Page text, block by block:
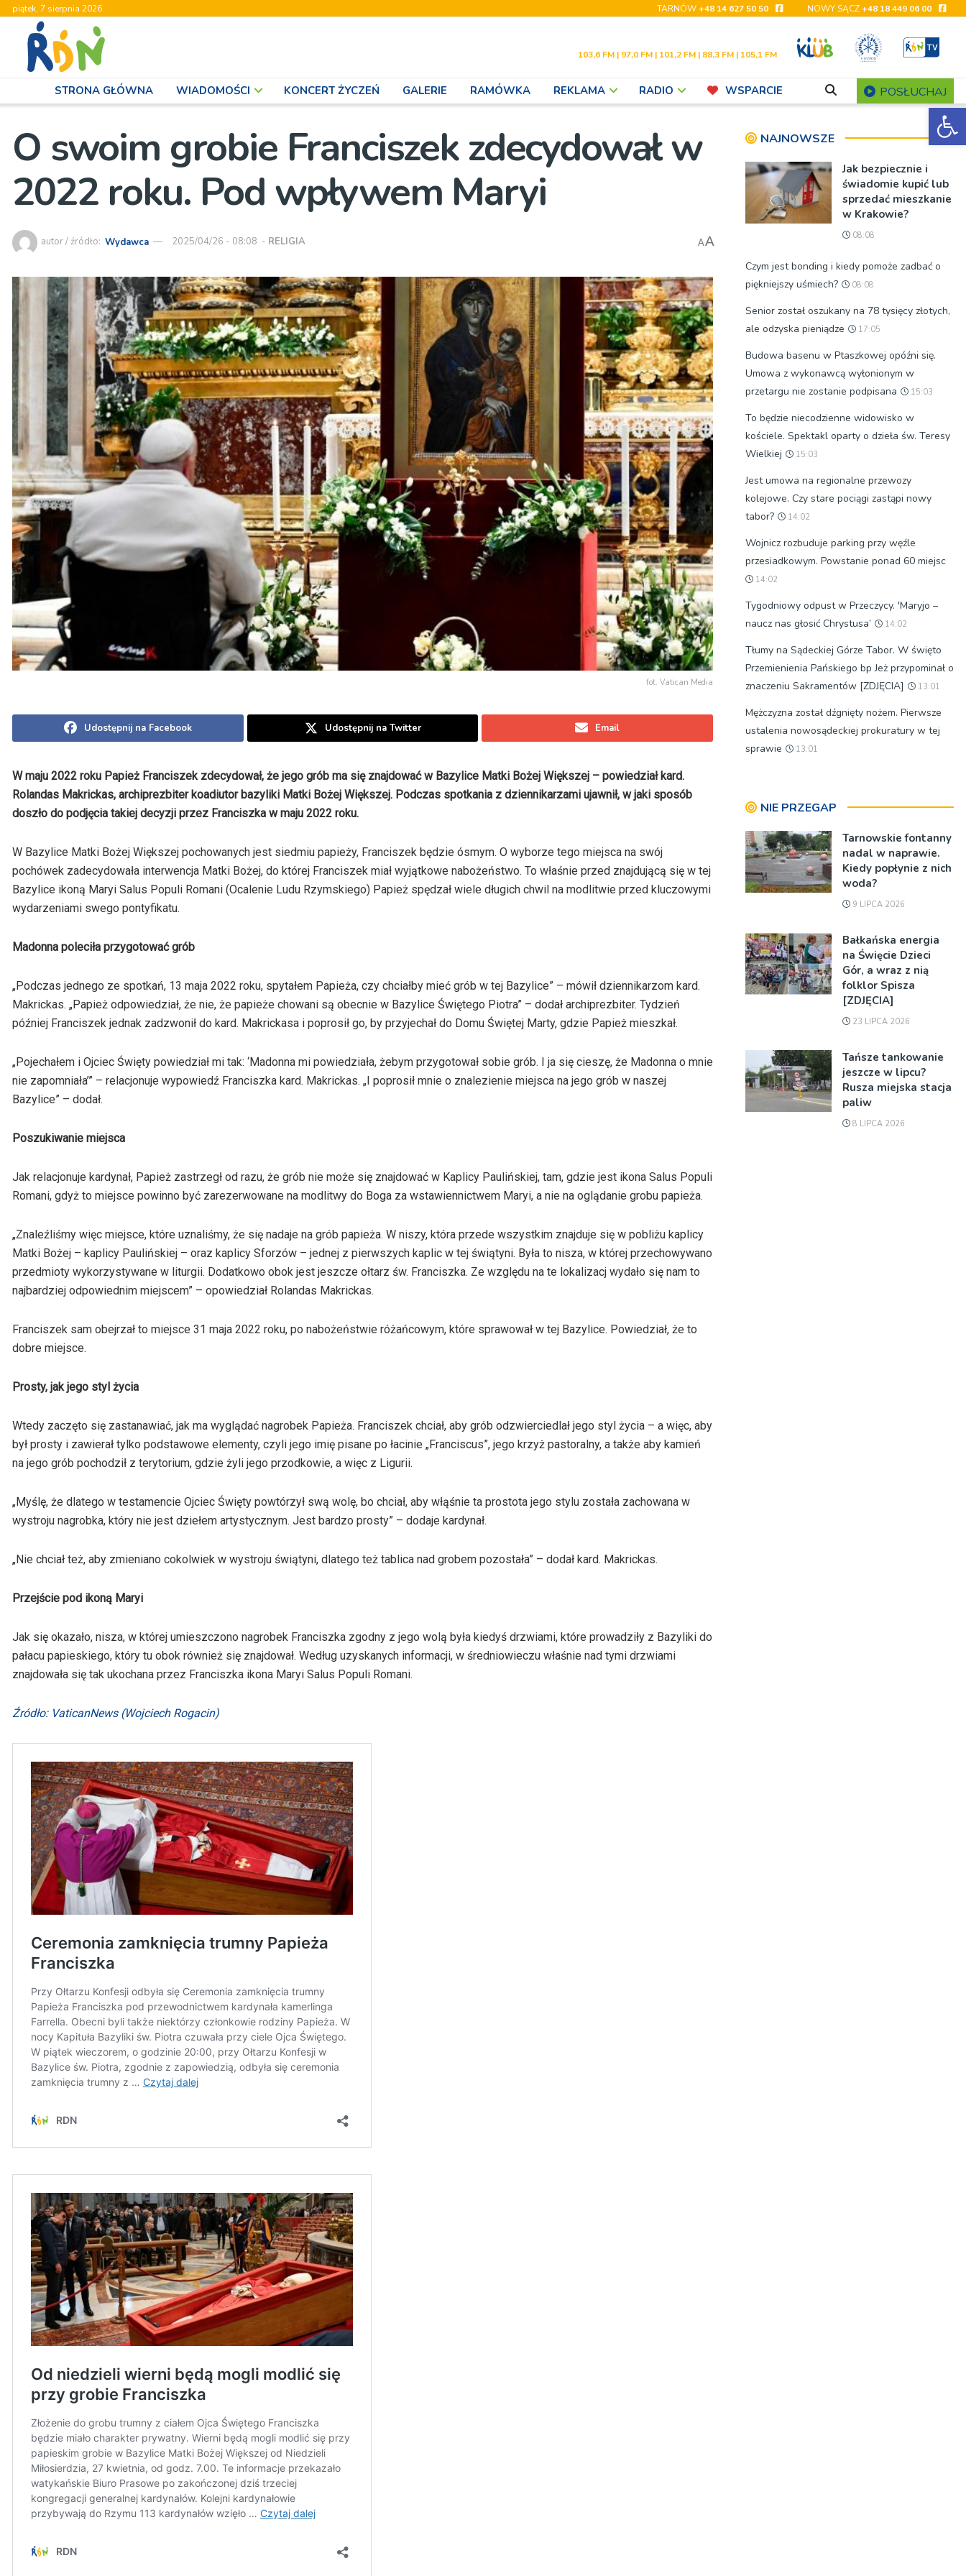
piątek, 7 sierpnia 2026 TARNÓW+48 14 627 50 50 NOWY SĄCZ+48 18 449 06 00
103,6 FM | 97,0 FM | 101,2 FM | 88,3 FM | 105,1 FM
STRONA GŁÓWNA WIADOMOŚCI KONCERT ŻYCZEŃ GALERIE RAMÓWKA REKLAMA RADIO WSPARCIE POSŁUCHAJ
O swoim grobie Franciszek zdecydował w
2022 roku. Pod wpływem Maryi
autor / źródło: Wydawca 2025/04/26 - 08:08 - RELIGIA AA
fot. Vatican Media
Udostępnij na Facebook Udostępnij na Twitter Email
W maju 2022 roku Papież Franciszek zdecydował, że jego grób ma się znajdować w Bazylice Matki Bożej Większej – powiedział kard.
Rolandas Makrickas, archiprezbiter koadiutor bazyliki Matki Bożej Większej. Podczas spotkania z dziennikarzami ujawnił, w jaki sposób
doszło do podjęcia takiej decyzji przez Franciszka w maju 2022 roku.
W Bazylice Matki Bożej Większej pochowanych jest siedmiu papieży, Franciszek będzie ósmym. O wyborze tego miejsca na swój
pochówek zadecydowała interwencja Matki Bożej, do której Franciszek miał wyjątkowe nabożeństwo. To właśnie przed znajdującą się w tej
Bazylice ikoną Maryi Salus Populi Romani (Ocalenie Ludu Rzymskiego) Papież spędzał wiele długich chwil na modlitwie przed kluczowymi
wydarzeniami swego pontyfikatu.
Madonna poleciła przygotować grób
„Podczas jednego ze spotkań, 13 maja 2022 roku, spytałem Papieża, czy chciałby mieć grób w tej Bazylice” – mówił dziennikarzom kard.
Makrickas. „Papież odpowiedział, że nie, że papieże chowani są obecnie w Bazylice Świętego Piotra” – dodał archiprezbiter. Tydzień
później Franciszek jednak zadzwonił do kard. Makrickasa i poprosił go, by przyjechał do Domu Świętej Marty, gdzie Papież mieszkał.
„Pojechałem i Ojciec Święty powiedział mi tak: ‘Madonna mi powiedziała, żebym przygotował sobie grób. I ja się cieszę, że Madonna o mnie
nie zapomniała’” – relacjonuje wypowiedź Franciszka kard. Makrickas. „I poprosił mnie o znalezienie miejsca na jego grób w naszej
Bazylice” – dodał.
Poszukiwanie miejsca
Jak relacjonuje kardynał, Papież zastrzegł od razu, że grób nie może się znajdować w Kaplicy Paulińskiej, tam, gdzie jest ikona Salus Populi
Romani, gdyż to miejsce powinno być zarezerwowane na modlitwy do Boga za wstawiennictwem Maryi, a nie na oglądanie grobu papieża.
„Znaleźliśmy więc miejsce, które uznaliśmy, że się nadaje na grób papieża. W niszy, która przede wszystkim znajduje się w pobliżu kaplicy
Matki Bożej – kaplicy Paulińskiej – oraz kaplicy Sforzów – jednej z pierwszych kaplic w tej świątyni. Była to nisza, w której przechowywano
przedmioty wykorzystywane w liturgii. Dodatkowo obok jest jeszcze ołtarz św. Franciszka. Ze względu na te lokalizacj wydało się nam to
najbardziej odpowiednim miejscem” – opowiedział Rolandas Makrickas.
Franciszek sam obejrzał to miejsce 31 maja 2022 roku, po nabożeństwie różańcowym, które sprawował w tej Bazylice. Powiedział, że to
dobre miejsce.
Prosty, jak jego styl życia
Wtedy zaczęto się zastanawiać, jak ma wyglądać nagrobek Papieża. Franciszek chciał, aby grób odzwierciedlał jego styl życia – a więc, aby
był prosty i zawierał tylko podstawowe elementy, czyli jego imię pisane po łacinie „Franciscus”, jego krzyż pastoralny, a także aby kamień
na jego grób pochodził z terytorium, gdzie żyli jego przodkowie, a więc z Ligurii.
„Myślę, że dlatego w testamencie Ojciec Święty powtórzył swą wolę, bo chciał, aby włąśnie ta prostota jego stylu została zachowana w
wystroju nagrobka, który nie jest dziełem artystycznym. Jest bardzo prosty” – dodaje kardynał.
„Nie chciał też, aby zmieniano cokolwiek w wystroju świątyni, dlatego też tablica nad grobem pozostała” – dodał kard. Makrickas.
Przejście pod ikoną Maryi
Jak się okazało, nisza, w której umieszczono nagrobek Franciszka zgodny z jego wolą była kiedyś drzwiami, które prowadziły z Bazyliki do
pałacu papieskiego, który tu obok również się znajdował. Według uzyskanych informacji, w średniowieczu właśnie nad tymi drzwiami
znajdowała się tak ukochana przez Franciszka ikona Maryi Salus Populi Romani.
Źródło: VaticanNews (Wojciech Rogacin)
NAJNOWSZE
Jak bezpiecznie i
świadomie kupić lub
sprzedać mieszkanie
w Krakowie?
08:08
Czym jest bonding i kiedy pomoże zadbać o
piękniejszy uśmiech?
08:08
Senior został oszukany na 78 tysięcy złotych,
ale odzyska pieniądze
17:05
Budowa basenu w Ptaszkowej opóźni się.
Umowa z wykonawcą wyłonionym w
przetargu nie zostanie podpisana
15:03
To będzie niecodzienne widowisko w
kościele. Spektakl oparty o dzieła św. Teresy
Wielkiej
15:03
Jest umowa na regionalne przewozy
kolejowe. Czy stare pociągi zastąpi nowy
tabor?
14:02
Wojnicz rozbuduje parking przy węźle
przesiadkowym. Powstanie ponad 60 miejsc
14:02
Tygodniowy odpust w Przeczycy. 'Maryjo –
naucz nas głosić Chrystusa’
14:02
Tłumy na Sądeckiej Górze Tabor. W święto
Przemienienia Pańskiego bp Jeż przypominał o
znaczeniu Sakramentów [ZDJĘCIA]
13:01
Mężczyzna został dźgnięty nożem. Pierwsze
ustalenia nowosądeckiej prokuratury w tej
sprawie
13:01
NIE PRZEGAP
Tarnowskie fontanny
nadal w naprawie.
Kiedy popłynie z nich
woda?
9 LIPCA 2026
Bałkańska energia
na Święcie Dzieci
Gór, a wraz z nią
folklor Spisza
[ZDJĘCIA]
23 LIPCA 2026
Tańsze tankowanie
jeszcze w lipcu?
Rusza miejska stacja
paliw
8 LIPCA 2026